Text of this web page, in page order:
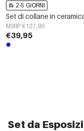
2-5 GIORNI
MSRP €127,99
€39,95
Set da